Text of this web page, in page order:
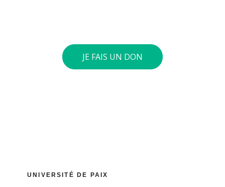
JE FAIS UN DON
UNIVERSITÉ DE PAIX